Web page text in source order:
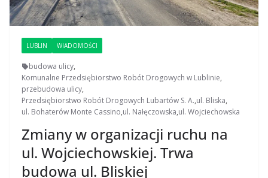
LUBLIN WIADOMOŚCI
budowa ulicy,
Komunalne Przedsiębiorstwo Robót Drogowych w Lublinie,
przebudowa ulicy,
Przedsiębiorstwo Robót Drogowych Lubartów S. A.,ul. Bliska,
ul. Bohaterów Monte Cassino,ul. Nałęczowska,ul. Wojciechowska
Zmiany w organizacji ruchu na
ul. Wojciechowskiej. Trwa
budowa ul. Bliskiej